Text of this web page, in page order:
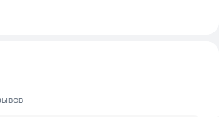
со своей семьей и исследуй
комбо: прыжки, удары и другие
можешь охотиться на таких
слон, гепард, верблюд, бегемот и